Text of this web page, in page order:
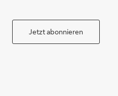
Jetzt abonnieren